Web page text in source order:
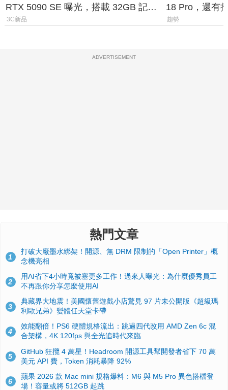
RTX 5090 SE 曝光，搭載 32GB 記憶
體
3C新品
18 Pro，還有
測一次看
趨勢
ADVERTISEMENT
熱門文章
1
打破大廠墨水綁架！開源、無 DRM 限制的「Open Printer」概
念機亮相
2
用AI省下4小時竟被塞更多工作！過來人曝光：為什麼優秀員工
不再跟你分享怎麼使用AI
3
典藏界大地震！美國懷舊遊戲小店驚見 97 片未公開版《超級瑪
利歐兄弟》變體任天堂卡帶
4
效能翻倍！PS6 硬體規格流出：跳過四代改用 AMD Zen 6c 混
合架構，4K 120fps 與全光追時代來臨
5
GitHub 狂攬 4 萬星！Headroom 開源工具幫開發者省下 70 萬
美元 API 費，Token 消耗暴降 92%
6
蘋果 2026 款 Mac mini 規格爆料：M6 與 M5 Pro 異色搭檔登
場！容量或將 512GB 起跳